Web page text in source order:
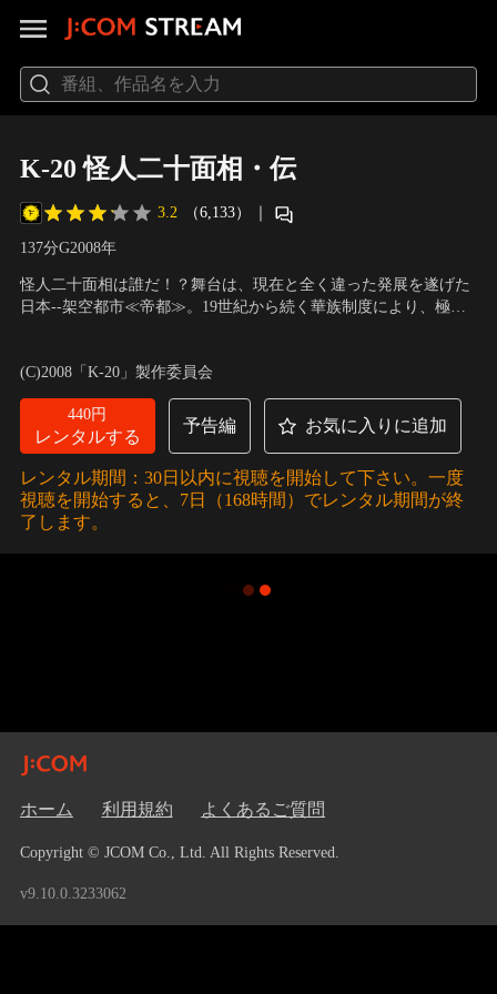
K-20 怪人二十面相・伝
3.2 （6,133） ｜
137分G2008年
怪人二十面相は誰だ！？舞台は、現在と全く違った発展を遂げた
日本--架空都市≪帝都≫。19世紀から続く華族制度により、極端
董品を魔法のような手口で盗んでしまう≪怪人二十面相≫の出現
が世間を騒がせていた。人は彼を“K-20”と呼ぶ…。
(C)2008「K-20」製作委員会
440円
レンタルする
予告編 お気に入りに追加
レンタル期間：30日以内に視聴を開始して下さい。一度
視聴を開始すると、7日（168時間）でレンタル期間が終
了します。
ホーム 利用規約 よくあるご質問
Copyright © JCOM Co., Ltd. All Rights Reserved.
v9.10.0.3233062